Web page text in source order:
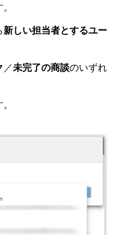
新しい担当者とするユー
／未完了の商談のいずれ